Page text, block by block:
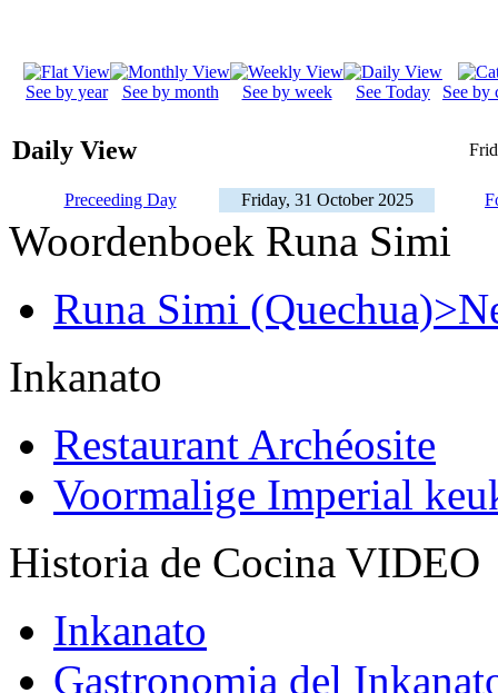
See by year See by month See by week See Today See by
Daily View
Preceeding Day Friday, 31 October 2025
Woordenboek Runa Simi
Runa Simi
Inkanato
Restaurant Archéosite
Voormalige Imperial
Historia de Cocina VIDEO
Inkanato
Gastronomia del